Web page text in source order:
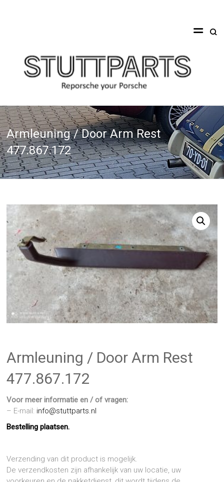
Porsche
Armleuning / Door Arm Rest
477.867.172
Armleuning / Door Arm Rest
477.867.172
Voor meer informatie en / of vragen:
– E-mail: info@stuttparts.nl
Bestelling plaatsen.
Verzending van dit product is mogelijk.
De verzendkosten zijn afhankelijk van uw locatie, uw